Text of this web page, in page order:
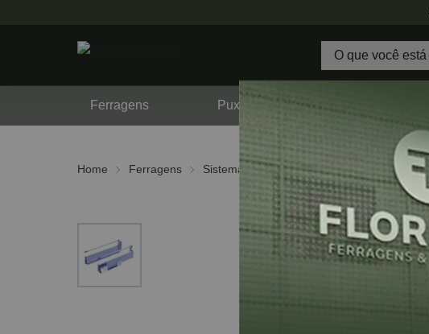
Ferragens Puxadores
Home Ferragens Sistemas de Gavetas